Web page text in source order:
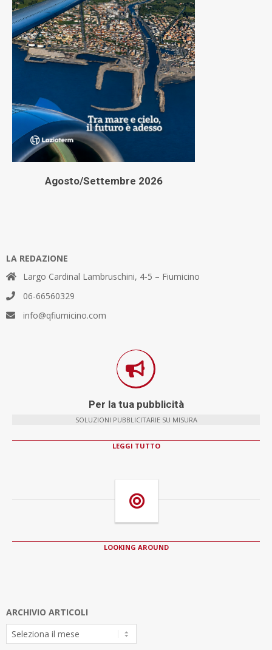
Agosto/Settembre 2026
LA REDAZIONE
Largo Cardinal Lambruschini, 4-5 – Fiumicino
06-66560329
info@qfiumicino.com
Per la tua pubblicità
SOLUZIONI PUBBLICITARIE SU MISURA
LEGGI TUTTO
LOOKING AROUND
ARCHIVIO ARTICOLI
Archivio
Articoli